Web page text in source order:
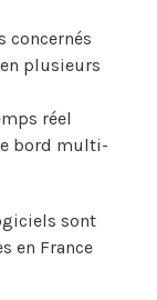
concernés
plusieurs
réel
bord multi-
sont
en France